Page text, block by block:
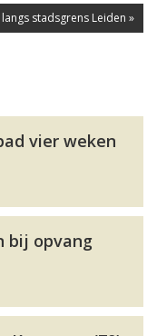
stadsgrens Leiden »
vier weken
bij opvang